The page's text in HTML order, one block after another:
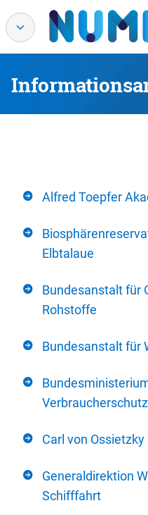
Alfred Toepfer
Elbtalaue
Bundesanstalt für
Rohstoffe
Bundesanstalt für
Verbraucherschutz
Carl von
Generaldirektion
Schifffahrt